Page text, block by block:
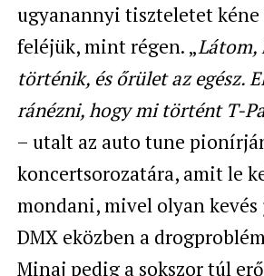
ugyanannyi tiszteletet kéne
feléjük, mint régen. „Látom,
történik, és őrület az egész.
ránézni, hogy mi történt T-
– utalt az auto tune
koncertsorozatára, amit le
mondani, mivel olyan
DMX eközben a
Minaj pedig a sokszor túl